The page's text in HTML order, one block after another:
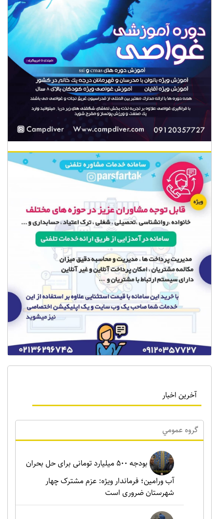
آخرین اخبار
گروه عمومي
بودجه ۵۰۰ میلیارد تومانی برای حل بحران
آب ورامین؛ فرماندار ویژه: عزم مشترک چهار
شهرستان ضروری است